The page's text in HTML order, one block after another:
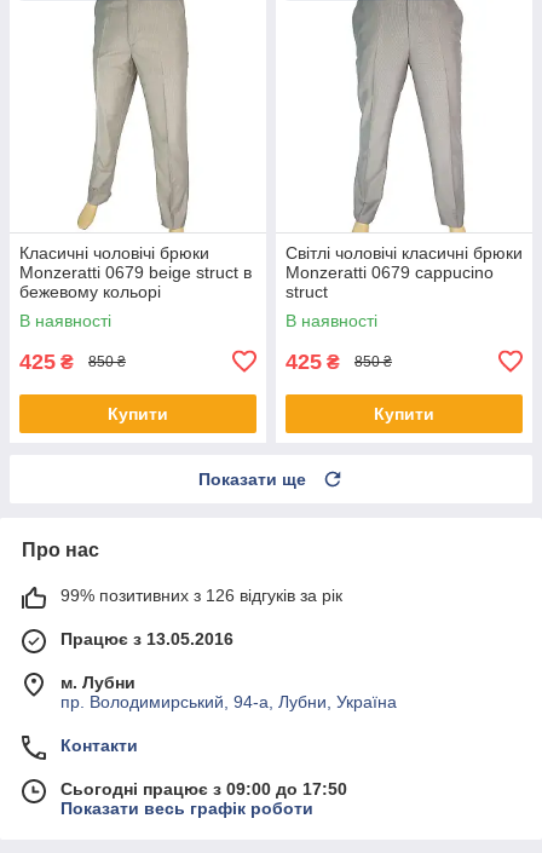
Класичні чоловічі брюки
Monzeratti 0679 beige struct в
бежевому кольорі
В наявності
425 ₴ 850 ₴
Купити
Світлі чоловічі класичні брюки
Monzeratti 0679 cappucino
struct
В наявності
425 ₴ 850 ₴
Купити
Показати ще
Про нас
99% позитивних з 126 відгуків за рік
Працює з 13.05.2016
м. Лубни
пр. Володимирський, 94-а, Лубни, Україна
Контакти
Сьогодні працює з 09:00 до 17:50
Показати весь графік роботи